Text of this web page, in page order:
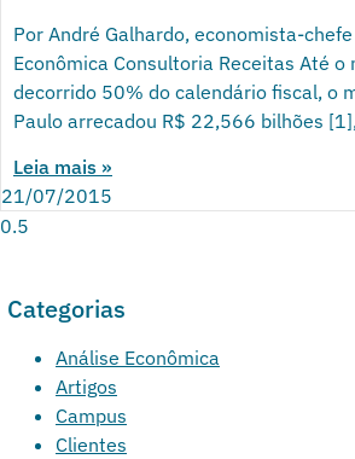
Por André Galhardo, economista-
Econômica Consultoria Receitas Até o
decorrido 50% do calendário fiscal, o
Paulo arrecadou R$ 22,566 bilhões
Leia mais »
21/07/2015
Categorias
Análise Econômica
Artigos
Campus
Clientes